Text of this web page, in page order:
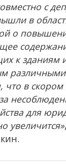
с
в
о
к зданиям
что в
для
увеличится»